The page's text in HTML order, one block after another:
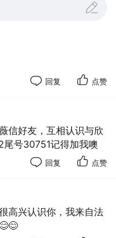
在蔚蓝的天空中乃
的小鸟却嘲笑它：
有伙伴更没有知音，
回复 点赞
信好友，互相认识与欣
号30751记得加我噢
回复 点赞
高兴认识你，我来自法